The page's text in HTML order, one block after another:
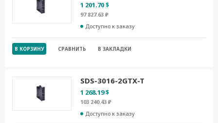
1 201.70 $
97 827.63 ₽
Доступно к заказу
В КОРЗИНУ СРАВНИТЬ В ЗАКЛАДКИ
SDS-3016-2GTX-T
1 268.19 $
103 240.43 ₽
Доступно к заказу